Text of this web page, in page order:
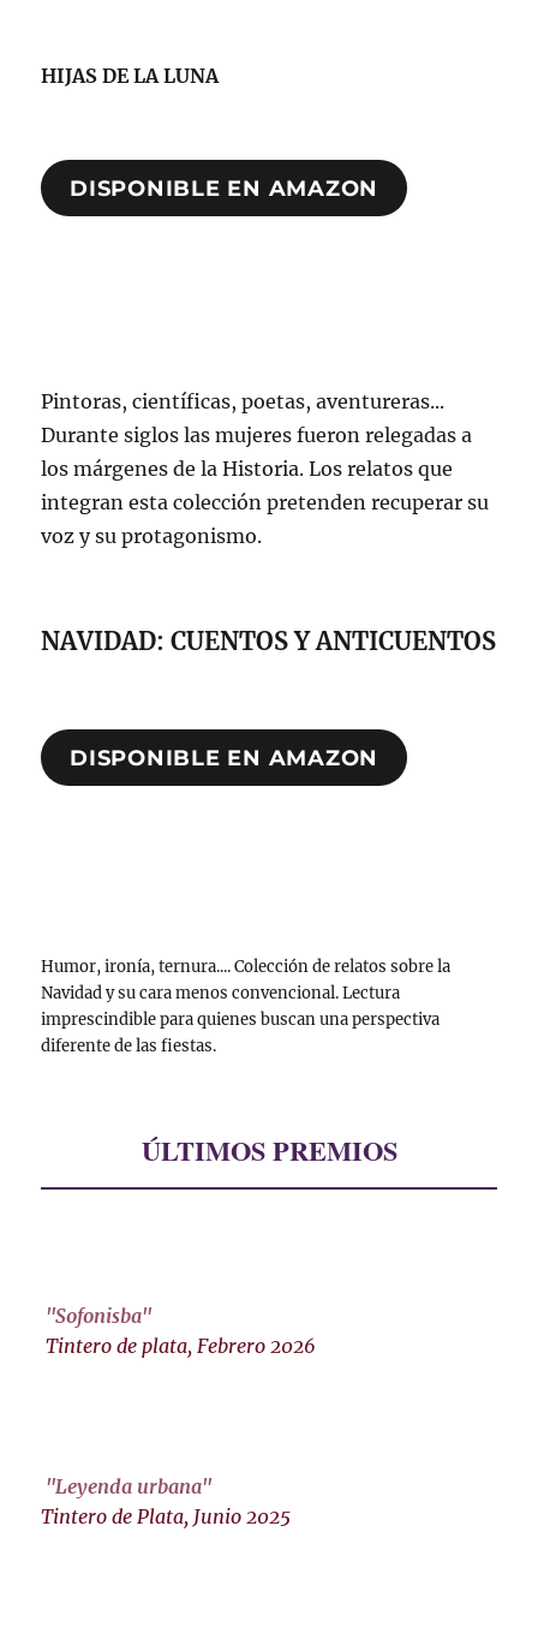
HIJAS DE LA LUNA
DISPONIBLE EN AMAZON
Pintoras, científicas, poetas, aventureras...
Durante siglos las mujeres fueron relegadas a
los márgenes de la Historia. Los relatos que
integran esta colección pretenden recuperar su
voz y su protagonismo.
NAVIDAD: CUENTOS Y ANTICUENTOS
DISPONIBLE EN AMAZON
Humor, ironía, ternura.... Colección de relatos sobre la
Navidad y su cara menos convencional. Lectura
imprescindible para quienes buscan una perspectiva
diferente de las fiestas.
ÚLTIMOS PREMIOS
"Sofonisba"
Tintero de plata, Febrero 2026
"Leyenda urbana"
Tintero de Plata, Junio 2025